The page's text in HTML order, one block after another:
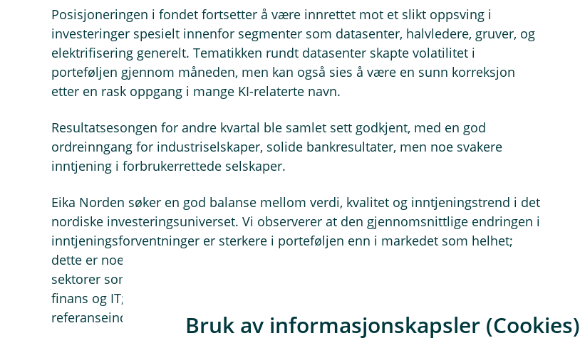
Posisjoneringen i fondet fortsetter å være innrettet mot et slikt oppsving i
investeringer spesielt innenfor segmenter som datasenter, halvledere, gruver, og
elektrifisering generelt. Tematikken rundt datasenter skapte volatilitet i
porteføljen gjennom måneden, men kan også sies å være en sunn korreksjon
etter en rask oppgang i mange KI-relaterte navn.
Resultatsesongen for andre kvartal ble samlet sett godkjent, med en god
ordreinngang for industriselskaper, solide bankresultater, men noe svakere
inntjening i forbrukerrettede selskaper.
Eika Norden søker en god balanse mellom verdi, kvalitet og inntjeningstrend i det
nordiske investeringsuniverset. Vi observerer at den gjennomsnittlige endringen i
inntjeningsforventninger er sterkere i porteføljen enn i markedet som helhet;
dette er noe vi etterstreber og aktivt tilpasser oss for å oppnå. Når vi ser hvilke
sektorer som hadde størst opprevideringer de fire siste ukene noterer vi industri,
finans og IT; alle sektorer som Eika Norden er overvektet i (sammenlignet med
referanseindeks).
Bruk av informasjonskapsler (Cookies)